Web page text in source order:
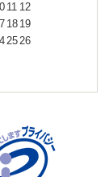
11 12
18 19
2526